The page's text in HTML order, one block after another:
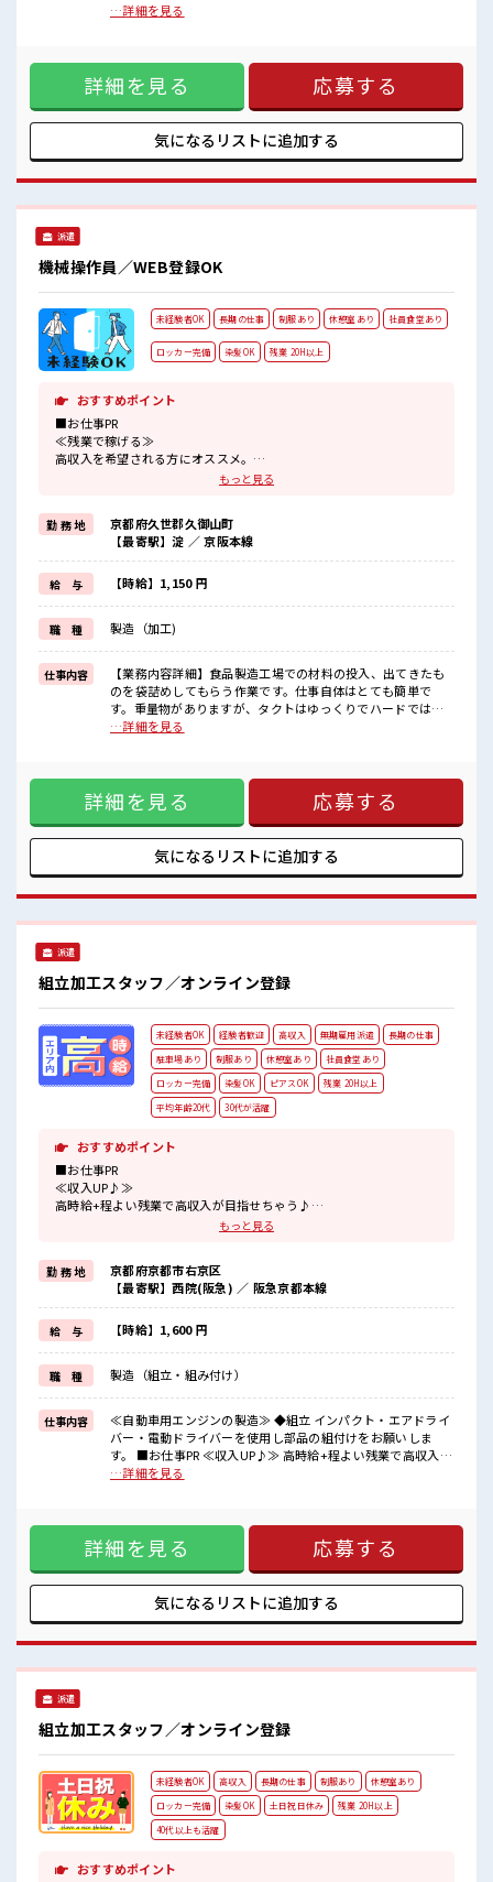
派手すぎなければ多少のヘアカラーもOKなのはウレシイPoint☆
安心してお仕事に集中♪
りません。1袋(20kg)最速のマシンでも1時間に60kgしか処理
希望される方にオススメ。 残業は月20時間以上あります♪ ≪
ヘアカラーOKで自由な雰囲気の職場≫ 明るすぎたり奇抜でな
ければ基本的に自由！ (規定有)≪動きやすい制服アリ≫ 制服
があるので、 毎日の服装の悩み解消♪ ≪未経験OKの仕事≫
新しいことにチャレンジするのは不安だけど、 しっかり働く
環境が整っています！ イチからスキルUP・ステップUP目指
の派遣のお仕事です！ ■職場の雰囲気 派手すぎなければ多少
のヘアカラーもOKなのはウレシイPoint☆ 休憩室完備でラン
…詳細を見る
詳細を見る 応募する
気になるリストに追加する
派遣
機械操作員／WEB登録OK
未経験者OK 長期の仕事 制服あり 休憩室あり 社員食堂あり
ロッカー完備 染髪OK 残業 20H以上
おすすめポイント
■お仕事PR
≪残業で稼げる≫
高収入を希望される方にオススメ。
残業は月20時間以上あります♪
基本的に髪色自由で明るすぎたり奇抜でなければOKです！
(規定有)≪ラクラク制服アリ≫
制服があるので、
毎日の服装の悩み解消♪
≪未経験でも活躍できる≫
新しいことにチャレンジするのは不安だけど、
しっかり働く環境が整っています！
イチからスキルUP・ステップUP目指していきましょう！
≪自分に向いている仕事が探せる≫
困った事などがあれば、
担当がしっかりサポートします！
■職場の雰囲気
時間があれば昼寝もしちゃおう！
ロッカーあり！
安心してお仕事に集中♪
残業がしっかりあるお仕事！
もっと見る
勤 務 地
京都府久世郡久御山町
【最寄駅】淀 ／ 京阪本線
給 与 【時給】1,150 円
職 種 製造（加工)
仕事内容
【業務内容詳細】食品製造工場での材料の投入、出てきたも
のを袋詰めしてもらう作業です。仕事自体はとても簡単で
す。重量物がありますが、タクトはゆっくりでハードではあ
りません。1袋(20kg)最速のマシンでも1時間に60kgしか処理
で稼げる≫ 高収入を希望される方にオススメ。 残業は月20時
間以上あります♪ ≪髪型自由≫ 基本的に髪色自由で明るすぎ
たり奇抜でなければOKです！ (規定有)≪ラクラク制服アリ≫
制服があるので、 毎日の服装の悩み解消♪ ≪未経験でも活躍
できる≫ 新しいことにチャレンジするのは不安だけど、 しっ
かり働く環境が整っています！ イチからスキルUP・ステップ
≫ 困った事などがあれば、 担当がしっかりサポートします！
■職場の雰囲気 明るすぎたり奇抜過ぎなければヘアカラー
あるお仕事！
…詳細を見る
詳細を見る 応募する
気になるリストに追加する
派遣
組立加工スタッフ／オンライン登録
未経験者OK 経験者歓迎 高収入 無期雇用派遣
長期の仕事
駐車場あり
制服あり 休憩室あり
社員食堂あり
ロッカー完備
染髪OK ピアスOK
残業 20H以上
平均年齢20代
30代が活躍
おすすめポイント
■お仕事PR
≪収入UP♪≫
高時給+程よい残業で高収入が目指せちゃう♪
≪ヘアカラーOKで自由な雰囲気の職場≫
(規定有)≪機能的な制服アリ≫
制服があるので毎日の服装の悩み解消♪
≪無料駐車場あり≫
マイカー通勤もOK！
≪食堂あり≫
カフェテリア形式になっていておしゃれでメニューも豊富★
■職場の雰囲気
派手すぎなければ多少のヘアカラーもOKなのはウレシイPoint☆
しっかり休める休憩室あり！
オンオフの切替もできちゃう！
ロッカーあり！
安心してお仕事に集中♪
もっと見る
勤 務 地
京都府京都市右京区
【最寄駅】西院(阪急) ／ 阪急京都本線
給 与 【時給】1,600 円
職 種 製造（組立・組み付け）
仕事内容
≪自動車用エンジンの製造≫ ◆組立 インパクト・エアドライ
バー・電動ドライバーを使用し部品の組付けをお願いしま
す。 ■お仕事PR ≪収入UP♪≫ 高時給+程よい残業で高収入が
目指せちゃう♪ ≪ヘアカラーOKで自由な雰囲気の職場≫ 明
駐車場あり≫ マイカー通勤もOK！ ≪食堂あり≫ カフェテリ
ア形式になっていておしゃれでメニューも豊富★ ■職場の雰
囲気 派手すぎなければ多少のヘアカラーもOKなのはウレシイ
Point☆ しっかり休める休憩室あり！ オンオフの切替もでき
ちゃう！ ロッカーあり！ 安心してお仕事に集中♪
…詳細を見る
詳細を見る 応募する
気になるリストに追加する
派遣
組立加工スタッフ／オンライン登録
未経験者OK 高収入 長期の仕事 制服あり
休憩室あり
ロッカー完備
染髪OK 土日祝日休み
残業 20H以上
40代以上も活躍
おすすめポイント